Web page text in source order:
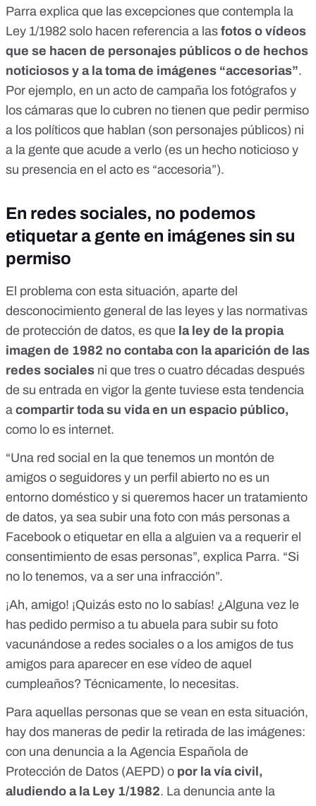
Parra explica que las excepciones que contempla la
Ley 1/1982 solo hacen referencia a las fotos o vídeos
que se hacen de personajes públicos o de hechos
noticiosos y a la toma de imágenes “accesorias”.
Por ejemplo, en un acto de campaña los fotógrafos y
los cámaras que lo cubren no tienen que pedir permiso
a los políticos que hablan (son personajes públicos) ni
a la gente que acude a verlo (es un hecho noticioso y
su presencia en el acto es “accesoria”).
En redes sociales, no podemos
etiquetar a gente en imágenes sin su
permiso
El problema con esta situación, aparte del
desconocimiento general de las leyes y las normativas
de protección de datos, es que la ley de la propia
imagen de 1982 no contaba con la aparición de las
redes sociales ni que tres o cuatro décadas después
de su entrada en vigor la gente tuviese esta tendencia
a compartir toda su vida en un espacio público,
como lo es internet.
“Una red social en la que tenemos un montón de
amigos o seguidores y un perfil abierto no es un
entorno doméstico y si queremos hacer un tratamiento
de datos, ya sea subir una foto con más personas a
Facebook o etiquetar en ella a alguien va a requerir el
consentimiento de esas personas”, explica Parra. “Si
no lo tenemos, va a ser una infracción”.
¡Ah, amigo! ¡Quizás esto no lo sabías! ¿Alguna vez le
has pedido permiso a tu abuela para subir su foto
vacunándose a redes sociales o a los amigos de tus
amigos para aparecer en ese vídeo de aquel
cumpleaños? Técnicamente, lo necesitas.
Para aquellas personas que se vean en esta situación,
hay dos maneras de pedir la retirada de las imágenes:
con una denuncia a la Agencia Española de
Protección de Datos (AEPD) o por la vía civil,
aludiendo a la Ley 1/1982. La denuncia ante la